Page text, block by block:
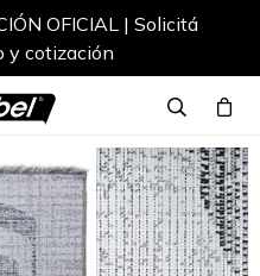
OFICIAL | Solicitá
y cotización